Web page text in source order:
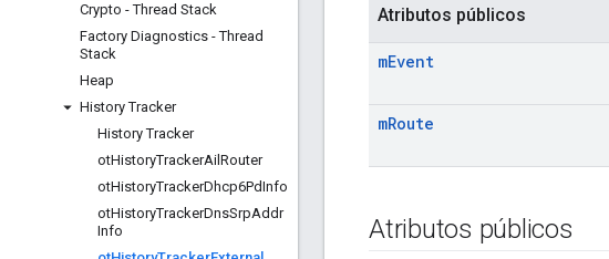
Crypto - Thread Stack
Factory Diagnostics - Thread
Stack
Heap
History Tracker
History Tracker
otHistoryTrackerAil Router
otHistoryTrackerDhcp6PdInfo
otHistoryTrackerDnsSrpAddr
Info
Atributos públicos
mEvent
mRoute
Atributos públicos